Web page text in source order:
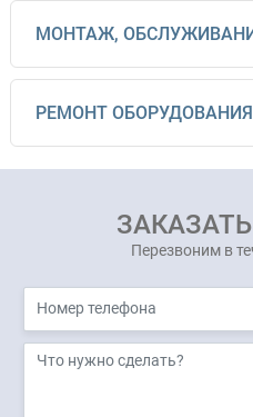
МОНТАЖ,
РЕМОНТ ОБОРУДОВАНИЯ
Перезвоним в